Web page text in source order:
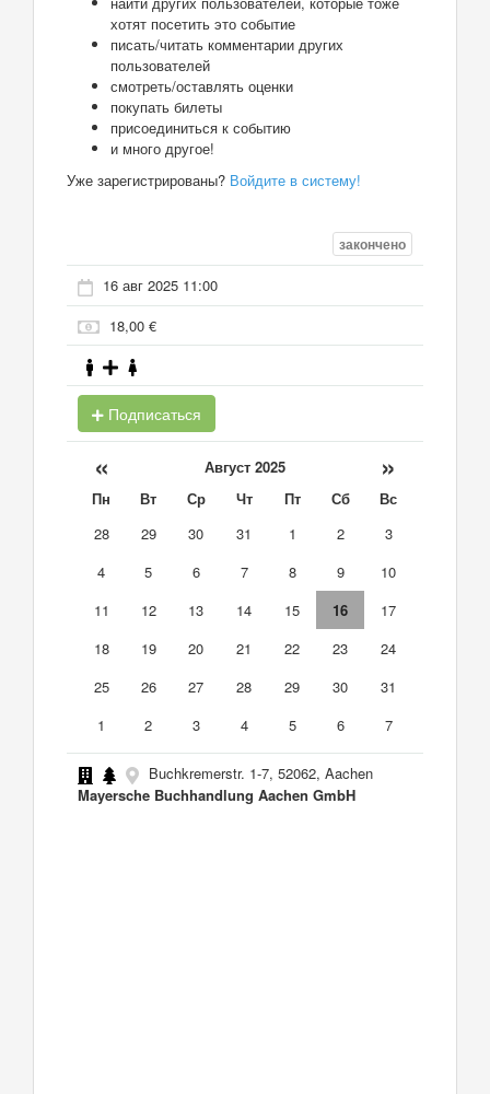
хотят посетить это событие
писать/читать комментарии других
пользователей
смотреть/оставлять оценки
покупать билеты
присоединиться к событию
и много другое!
Уже зарегистрированы? Войдите в систему!
закончено
16 авг 2025 11:00
18,00 €
Подписаться
« Август 2025 »
Пн Вт Ср Чт Пт Сб
Вс
28
29 30 31 1 2
3
4
5 6 7 8 9
10
11
12 13 14 15 16
17
18
19 20 21 22 23
24
25
26 27 28 29 30
31
1
2 3 4 5 6 7
Buchkremerstr. 1-7, 52062, Aachen
Mayersche Buchhandlung Aachen GmbH